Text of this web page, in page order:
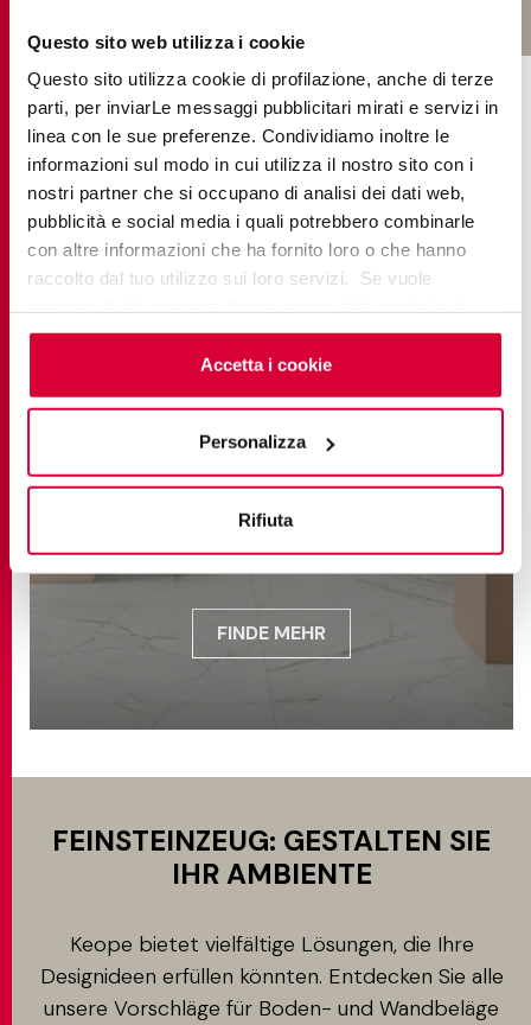
Questo sito web utilizza i cookie
Questo sito utilizza cookie di profilazione, anche di terze
parti, per inviarLe messaggi pubblicitari mirati e servizi in
linea con le sue preferenze. Condividiamo inoltre le
informazioni sul modo in cui utilizza il nostro sito con i
nostri partner che si occupano di analisi dei dati web,
pubblicità e social media i quali potrebbero combinarle
con altre informazioni che ha fornito loro o che hanno
raccolto dal tuo utilizzo sui loro servizi. Se vuole
cookieclicchi qui. Il consenso può essere espresso
cliccando sul tasto “Accetta i cookie”. Se non vuole i
cookie di profilazione può negare il consenso sul tasto
Accetta i cookie
Personalizza
Rifiuta
SAMMLUNGEN IM PROJEKT
ELEMENTS LUX
Classic Marble
FINDE MEHR
FEINSTEINZEUG: GESTALTEN SIE
IHR AMBIENTE
Keope bietet vielfältige Lösungen, die Ihre
Designideen erfüllen könnten. Entdecken Sie alle
unsere Vorschläge für Boden- und Wandbeläge